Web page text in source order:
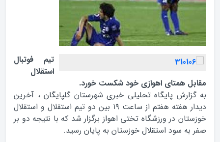
تيم فوتبال
استقلال
مقابل همتاي اهوازي خود شکست خورد.
به گزارش پایگاه تحلیلی خبری شهرستان گلپایگان ، آخرين
ديدار هفته هفتم از ساعت ۱۹ بين دو تيم استقلال و استقلال
خوزستان در ورزشگاه تختي اهواز برگزار شد که با نتيجه دو بر
صفر به سود استقلال خوزستان به پايان رسيد.